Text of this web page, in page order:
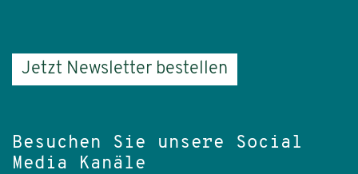
Jetzt Newsletter bestellen
Besuchen Sie unsere Social
Media Kanäle